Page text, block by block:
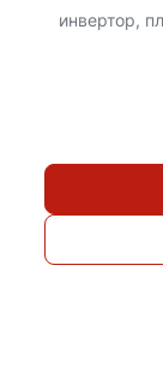
инвертор,